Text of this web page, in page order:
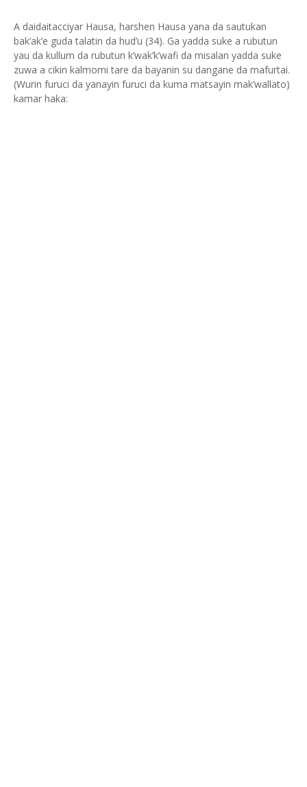
A daidaitacciyar Hausa, harshen Hausa yana da sautukan
bak’ak’e guda talatin da hud’u (34). Ga yadda suke a rubutun
yau da kullum da rubutun k’wak’k’wafi da misalan yadda suke
zuwa a cikin kalmomi tare da bayanin su dangane da mafurtai.
(Wurin furuci da yanayin furuci da kuma matsayin mak’wallato)
kamar haka: